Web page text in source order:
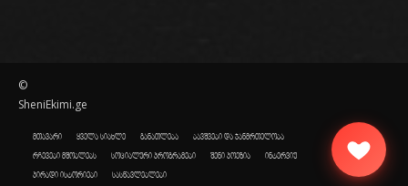
©
SheniEkimi.ge
მთავარი ყველა სიახლე განათლება ბავშვები და ჯანმრთელობა
რჩევები მშობლებს სოციალური პროგრამები შენი პოეზია ინტერვიუ
პირადი ისტორიები სასწავლებლები